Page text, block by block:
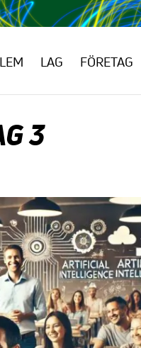
LAG FÖRETAG
3